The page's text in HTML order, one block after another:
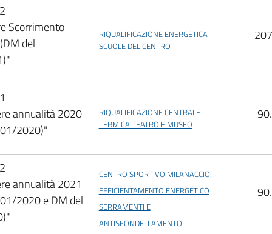
Scorrimento
del
RIQUALIFICAZIONE ENERGETICA
SCUOLE DEL CENTRO
annualità 2020
2020)"
RIQUALIFICAZIONE CENTRALE
TERMICA TEATRO E MUSEO
annualità 2021
2020 e DM del
CENTRO SPORTIVO MILANACCIO:
EFFICIENTAMENTO ENERGETICO
SERRAMENTI E
ANTISFONDELLAMENTO